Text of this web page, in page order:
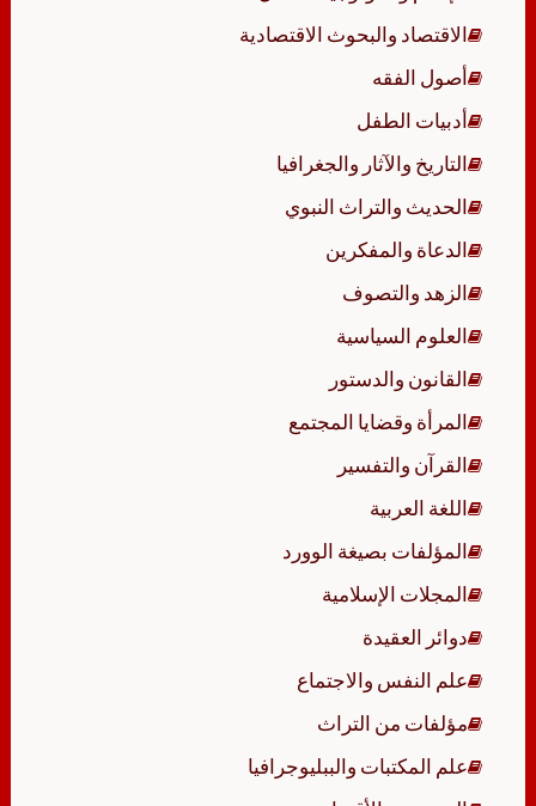
الاقتصاد والبحوث الاقتصادية
أصول الفقه
أدبيات الطفل
التاريخ والآثار والجغرافيا
الحديث والتراث النبوي
الدعاة والمفكرين
الزهد والتصوف
العلوم السياسية
القانون والدستور
المرأة وقضايا المجتمع
القرآن والتفسير
اللغة العربية
المؤلفات بصيغة الوورد
المجلات الإسلامية
دوائر العقيدة
علم النفس والاجتماع
مؤلفات من التراث
علم المكتبات والببليوجرافيا